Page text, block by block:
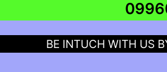
BE INTUCH WITH US